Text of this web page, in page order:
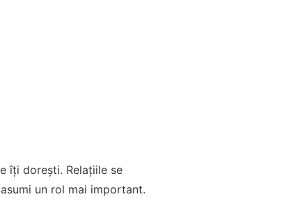
îți dorești. Relațiile se
un rol mai important.